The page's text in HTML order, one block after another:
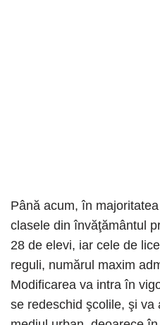
Până acum, în
clasele din învăţământul
28 de elevi, iar cele de
reguli, numărul maxim
Modificarea va intra în
se redeschid şcolile, şi va